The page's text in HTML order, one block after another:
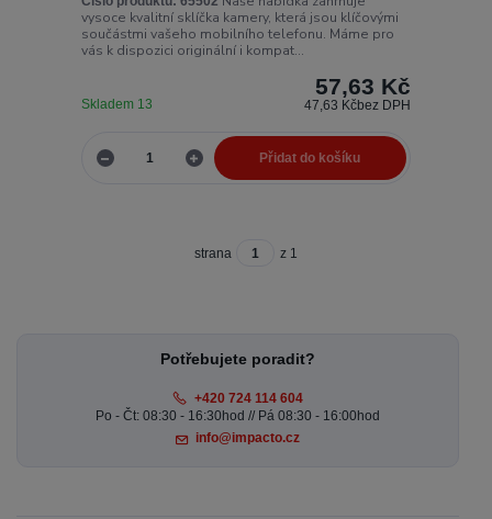
vysoce kvalitní sklíčka kamery, která jsou klíčovými
součástmi vašeho mobilního telefonu. Máme pro
vás k dispozici originální i kompat...
57,63 Kč
47,63 Kčbez DPH
Skladem 13
Přidat do košíku
strana z 1
Potřebujete poradit?
+420 724 114 604
Po - Čt: 08:30 - 16:30hod // Pá 08:30 - 16:00hod
info@impacto.cz